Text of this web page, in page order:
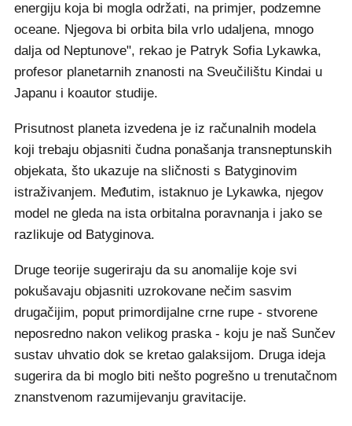
energiju koja bi mogla održati, na primjer, podzemne
oceane. Njegova bi orbita bila vrlo udaljena, mnogo
dalja od Neptunove", rekao je Patryk Sofia Lykawka,
profesor planetarnih znanosti na Sveučilištu Kindai u
Japanu i koautor studije.
Prisutnost planeta izvedena je iz računalnih modela
koji trebaju objasniti čudna ponašanja transneptunskih
objekata, što ukazuje na sličnosti s Batyginovim
istraživanjem. Međutim, istaknuo je Lykawka, njegov
model ne gleda na ista orbitalna poravnanja i jako se
razlikuje od Batyginova.
Druge teorije sugeriraju da su anomalije koje svi
pokušavaju objasniti uzrokovane nečim sasvim
drugačijim, poput primordijalne crne rupe - stvorene
neposredno nakon velikog praska - koju je naš Sunčev
sustav uhvatio dok se kretao galaksijom. Druga ideja
sugerira da bi moglo biti nešto pogrešno u trenutačnom
znanstvenom razumijevanju gravitacije.